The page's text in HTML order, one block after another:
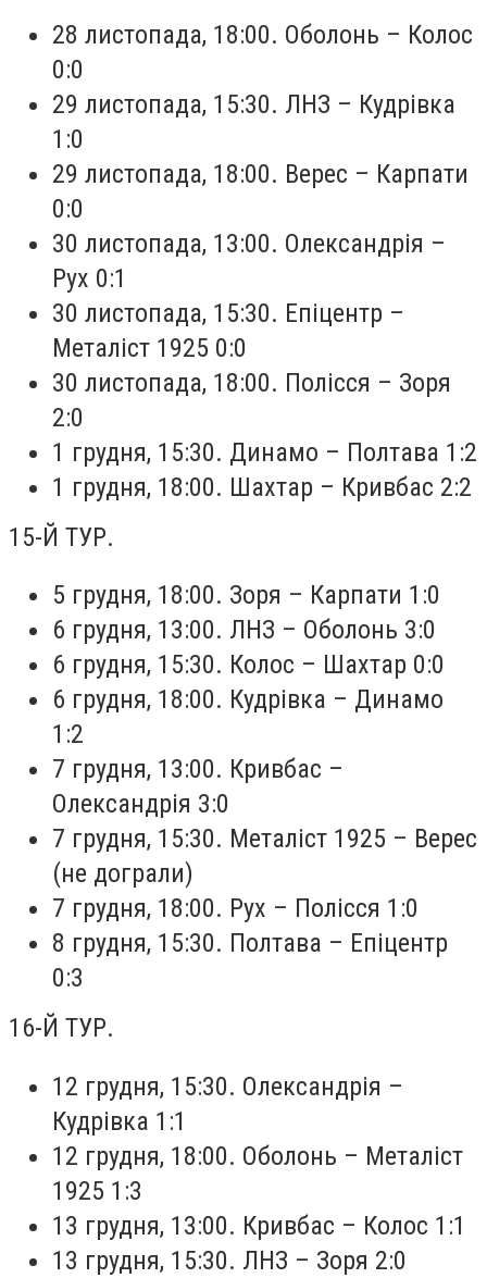
28 листопада, 18:00. Оболонь – Колос
0:0
29 листопада, 15:30. ЛНЗ – Кудрівка
1:0
29 листопада, 18:00. Верес – Карпати
0:0
30 листопада, 13:00. Олександрія –
Рух 0:1
30 листопада, 15:30. Епіцентр –
Металіст 1925 0:0
30 листопада, 18:00. Полісся – Зоря
2:0
1 грудня, 15:30. Динамо – Полтава 1:2
1 грудня, 18:00. Шахтар – Кривбас 2:2
15-Й ТУР.
5 грудня, 18:00. Зоря – Карпати 1:0
6 грудня, 13:00. ЛНЗ – Оболонь 3:0
6 грудня, 15:30. Колос – Шахтар 0:0
6 грудня, 18:00. Кудрівка – Динамо
1:2
7 грудня, 13:00. Кривбас –
Олександрія 3:0
7 грудня, 15:30. Металіст 1925 – Верес
(не дограли)
7 грудня, 18:00. Рух – Полісся 1:0
8 грудня, 15:30. Полтава – Епіцентр
0:3
16-Й ТУР.
12 грудня, 15:30. Олександрія –
Кудрівка 1:1
12 грудня, 18:00. Оболонь – Металіст
1925 1:3
13 грудня, 13:00. Кривбас – Колос 1:1
13 грудня, 15:30. ЛНЗ – Зоря 2:0